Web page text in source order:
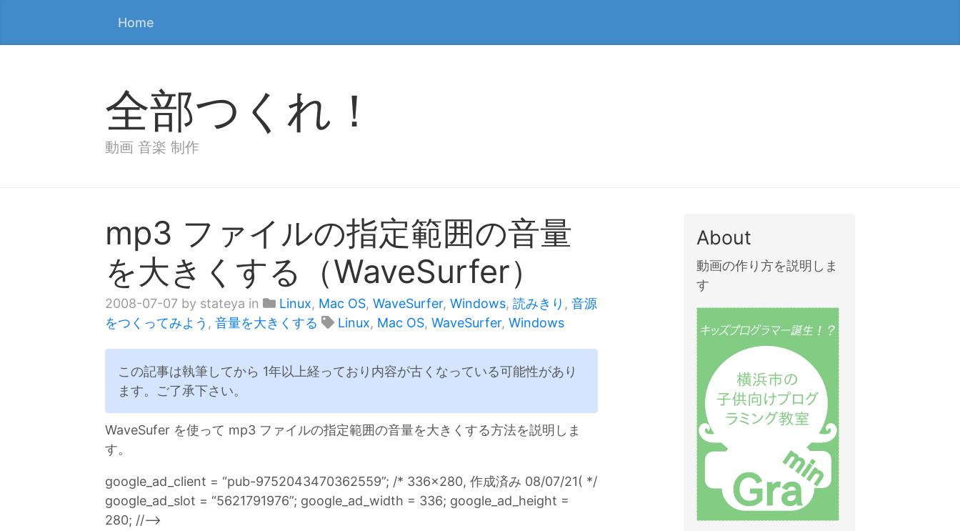
Home
全部つくれ！
動画 音楽 制作
mp3 ファイルの指定範囲の音量
を大きくする（WaveSurfer）
2008-07-07 by stateya in Linux, Mac OS, WaveSurfer, Windows, 読みきり , 音源
をつくってみよう , 音量を大きくする Linux, Mac OS, WaveSurfer, Windows
この記事は執筆してから 1年以上経っており内容が古くなっている可能性があり
ます。ご了承下さい。
WaveSufer を使って mp3 ファイルの指定範囲の音量を大きくする方法を説明しま
す。
google_ad_client = “pub-9752043470362559”; /* 336x280, 作成済み 08/07/21( */
google_ad_slot = “5621791976”; google_ad_width = 336; google_ad_height =
280; //–>
About
動画の作り方を説明しま
す